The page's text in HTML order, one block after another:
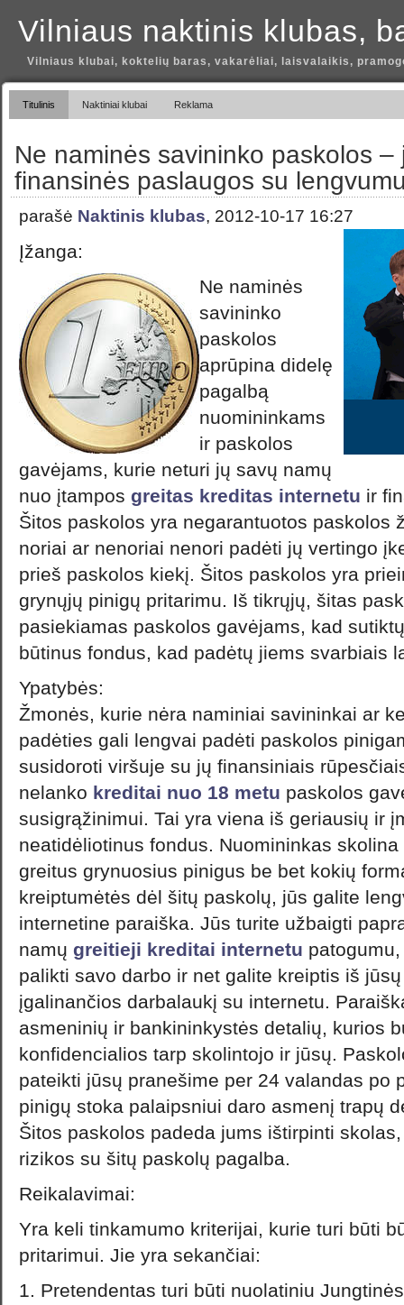
Vilniaus naktinis klubas,
Vilniaus klubai, koktelių baras, vakarėliai, laisvalaikis,
Titulinis Naktiniai klubai Reklama
Ne naminės savininko paskolos –
finansinės paslaugos su
parašė Naktinis klubas, 2012-10-17 16:27
Įžanga:
Ne naminės
savininko
paskolos
aprūpina didelę
pagalbą
nuomininkams
ir paskolos
gavėjams, kurie neturi jų savų namų
nuo įtampos greitas kreditas internetu ir
Šitos paskolos yra negarantuotos paskolos
noriai ar nenoriai nenori padėti jų vertingo
prieš paskolos kiekį. Šitos paskolos yra
grynųjų pinigų pritarimu. Iš tikrųjų, šitas
pasiekiamas paskolos gavėjams, kad
būtinus fondus, kad padėtų jiems svarbiais
Ypatybės:
Žmonės, kurie nėra naminiai savininkai ar
padėties gali lengvai padėti paskolos
susidoroti viršuje su jų finansiniais
nelanko kreditai nuo 18 metu paskolos
susigrąžinimui. Tai yra viena iš geriausių ir
neatidėliotinus fondus. Nuomininkas
greitus grynuosius pinigus be bet kokių
kreiptumėtės dėl šitų paskolų, jūs galite
internetine paraiška. Jūs turite užbaigti
namų greitieji kreditai internetu
palikti savo darbo ir net galite kreiptis iš
įgalinančios darbalaukį su internetu.
asmeninių ir bankininkystės detalių, kurios
konfidencialios tarp skolintojo ir jūsų.
pateikti jūsų pranešime per 24 valandas po
pinigų stoka palaipsniui daro asmenį trapų
Šitos paskolos padeda jums ištirpinti
rizikos su šitų paskolų pagalba.
Reikalavimai:
Yra keli tinkamumo kriterijai, kurie turi būti
pritarimui. Jie yra sekančiai:
1. Pretendentas turi būti nuolatiniu